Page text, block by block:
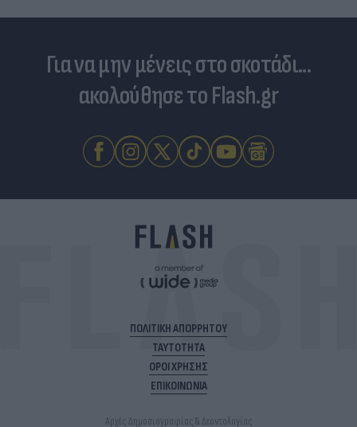
Για να μην μένεις στο σκοτάδι...
ακολούθησε το Flash.gr
ΠΟΛΙΤΙΚΗ ΑΠΟΡΡΗΤΟΥ
ΤΑΥΤΟΤΗΤΑ
ΟΡΟΙ ΧΡΗΣΗΣ
ΕΠΙΚΟΙΝΩΝΙΑ
Αρχές Δημοσιογραφίας & Δεοντολογίας